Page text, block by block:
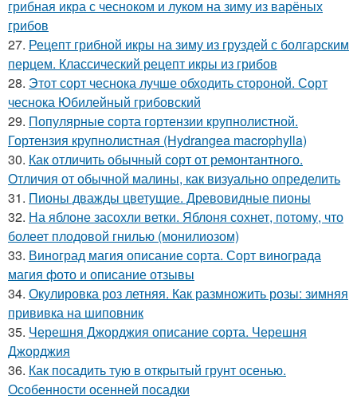
грибная икра с чесноком и луком на зиму из варёных
грибов
27. Рецепт грибной икры на зиму из груздей с болгарским
перцем. Классический рецепт икры из грибов
28. Этот сорт чеснока лучше обходить стороной. Сорт
чеснока Юбилейный грибовский
29. Популярные сорта гортензии крупнолистной.
Гортензия крупнолистная (Hydrangea macrophylla)
30. Как отличить обычный сорт от ремонтантного.
Отличия от обычной малины, как визуально определить
31. Пионы дважды цветущие. Древовидные пионы
32. На яблоне засохли ветки. Яблоня сохнет, потому, что
болеет плодовой гнилью (монилиозом)
33. Виноград магия описание сорта. Сорт винограда
магия фото и описание отзывы
34. Окулировка роз летняя. Как размножить розы: зимняя
прививка на шиповник
35. Черешня Джорджия описание сорта. Черешня
Джорджия
36. Как посадить тую в открытый грунт осенью.
Особенности осенней посадки